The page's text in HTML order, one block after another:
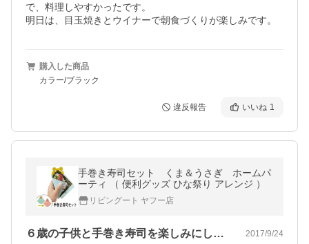
で、料理しやすかったです。
明日は、目玉焼きとウイナーで朝食づくりが楽しみです。
購入した商品
カラー/ブラック
違反報告 いいね 1
手巻き寿司セット くま＆うさぎ ホームパ
ーティ （ 便利グッズ ひな祭り アレンジ ）
リビングート ヤフー店
６歳の子供と手巻き寿司を楽しみにしてい… 2017/9/24